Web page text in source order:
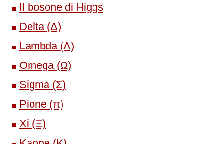
Il bosone di Higgs
Delta (Δ)
Lambda (Λ)
Omega (Ω)
Sigma (Σ)
Pione (π)
Xi (Ξ)